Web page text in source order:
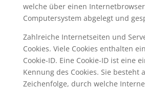
welche über einen
Computersystem abgelegt und
Zahlreiche Internetseiten und
Cookies. Viele Cookies enthalten
Cookie-ID. Eine Cookie-ID ist eine
Kennung des Cookies. Sie besteht
Zeichenfolge, durch welche